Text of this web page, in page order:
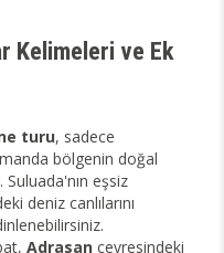
Kelimeleri ve Ek
turu, sadece
bölgenin doğal
eşsiz
deniz canlılarını
Adrasan çevresindeki